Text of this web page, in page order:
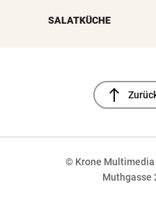
SALATKÜCHE
north
© Krone Multimedia
Muthgasse